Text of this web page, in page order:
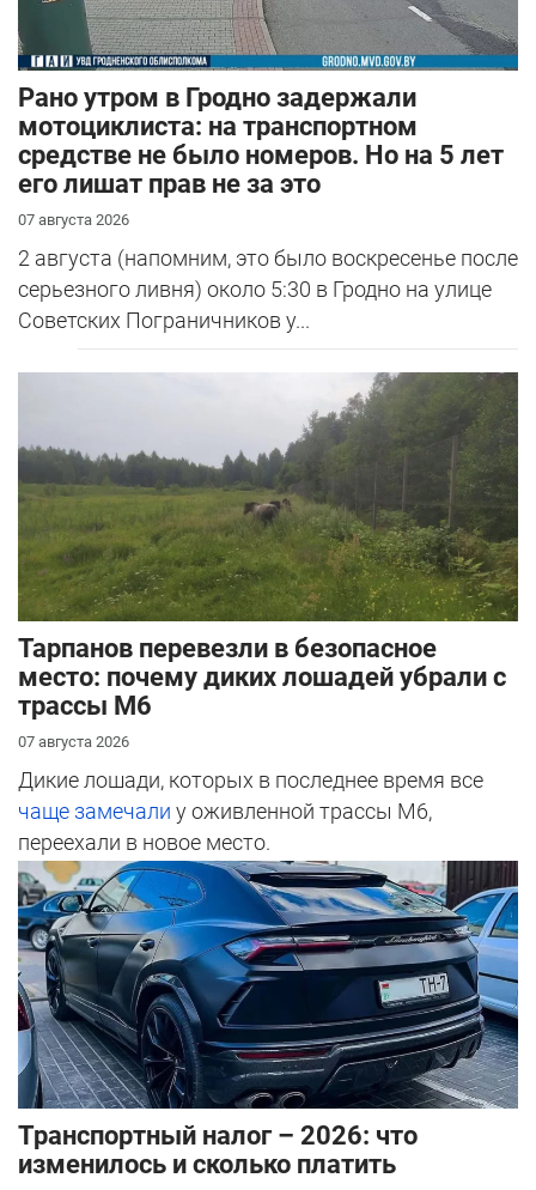
Рано утром в Гродно задержали
мотоциклиста: на транспортном
средстве не было номеров. Но на 5 лет
его лишат прав не за это
07 августа 2026
2 августа (напомним, это было воскресенье после
серьезного ливня) около 5:30 в Гродно на улице
Советских Пограничников у...
Тарпанов перевезли в безопасное
место: почему диких лошадей убрали с
трассы М6
07 августа 2026
Дикие лошади, которых в последнее время все
чаще замечали у оживленной трассы М6,
переехали в новое место.
Транспортный налог – 2026: что
изменилось и сколько платить